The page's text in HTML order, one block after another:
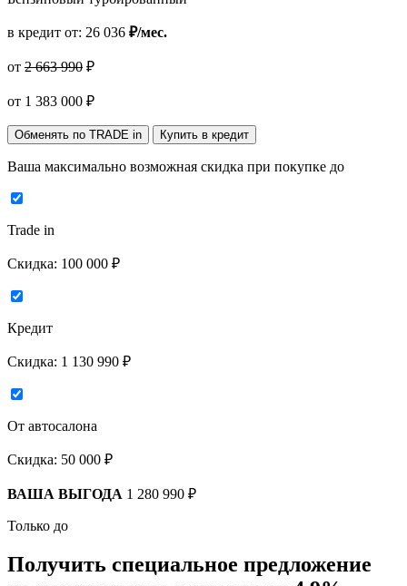
в кредит от: 26 036 ₽/мес.
от 2 663 990 ₽
от 1 383 000 ₽
Обменять по TRADE in Купить в кредит
Ваша максимально возможная скидка при покупке до
Trade in
Скидка: 100 000 ₽
Кредит
Скидка: 1 130 990 ₽
От автосалона
Скидка: 50 000 ₽
ВАША ВЫГОДА 1 280 990 ₽
Только до
Получить специальное предложение